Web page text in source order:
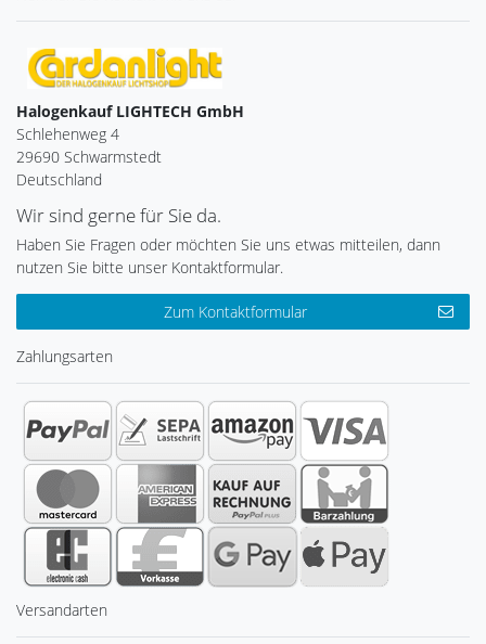
Halogenkauf LIGHTECH GmbH
Schlehenweg 4
29690 Schwarmstedt
Deutschland
Wir sind gerne für Sie da.
Haben Sie Fragen oder möchten Sie uns etwas mitteilen, dann
nutzen Sie bitte unser Kontaktformular.
Zum Kontaktformular
Zahlungsarten
Versandarten